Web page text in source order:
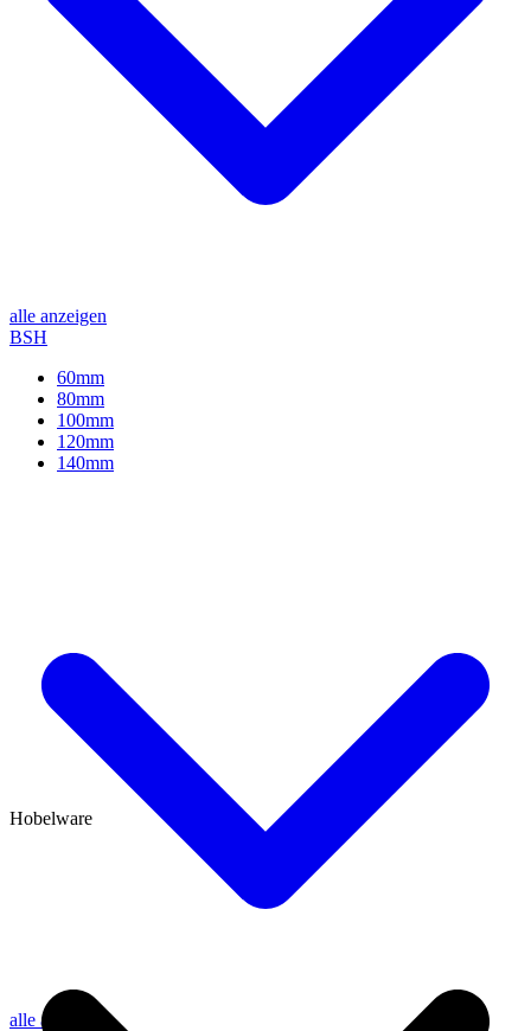
alle anzeigen
BSH
60mm
80mm
100mm
120mm
140mm
alle anzeigen
Hobelware